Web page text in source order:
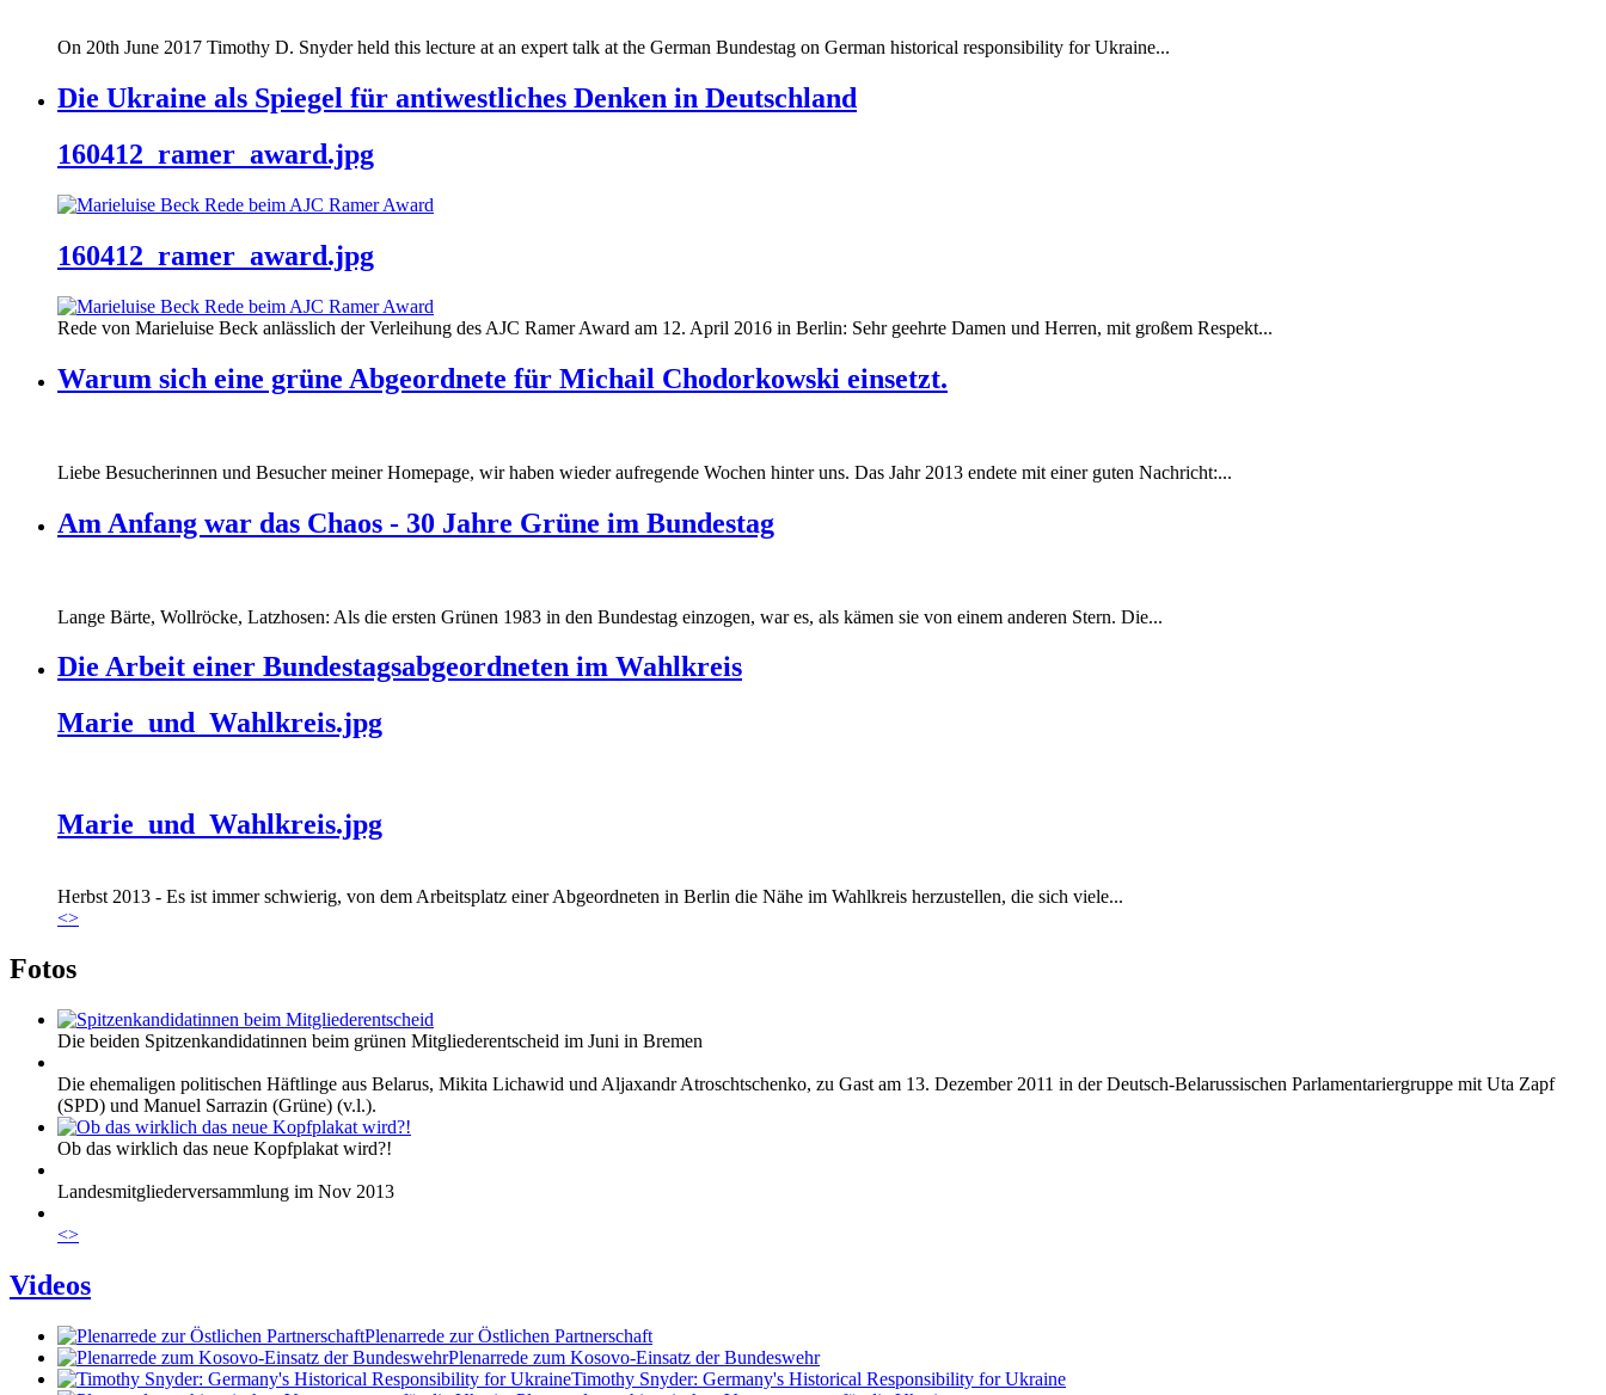
On 20th June 2017 Timothy D. Snyder held this lecture at an expert talk at the German Bundestag on German historical responsibility for Ukraine...
Die Ukraine als Spiegel für antiwestliches Denken in Deutschland
160412_ramer_award.jpg
160412_ramer_award.jpg
Rede von Marieluise Beck anlässlich der Verleihung des AJC Ramer Award am 12. April 2016 in Berlin: Sehr geehrte Damen und Herren, mit großem Respekt...
Warum sich eine grüne Abgeordnete für Michail Chodorkowski einsetzt.
Liebe Besucherinnen und Besucher meiner Homepage, wir haben wieder aufregende Wochen hinter uns. Das Jahr 2013 endete mit einer guten Nachricht:...
Am Anfang war das Chaos - 30 Jahre Grüne im Bundestag
Lange Bärte, Wollröcke, Latzhosen: Als die ersten Grünen 1983 in den Bundestag einzogen, war es, als kämen sie von einem anderen Stern. Die...
Die Arbeit einer Bundestagsabgeordneten im Wahlkreis
Marie_und_Wahlkreis.jpg
Marie_und_Wahlkreis.jpg
Herbst 2013 - Es ist immer schwierig, von dem Arbeitsplatz einer Abgeordneten in Berlin die Nähe im Wahlkreis herzustellen, die sich viele...
<>
Fotos
Die beiden Spitzenkandidatinnen beim grünen Mitgliederentscheid im Juni in Bremen
Die ehemaligen politischen Häftlinge aus Belarus, Mikita Lichawid und Aljaxandr Atroschtschenko, zu Gast am 13. Dezember 2011 in der Deutsch-Belarussischen Parlamentariergruppe mit Uta Zapf
(SPD) und Manuel Sarrazin (Grüne) (v.l.).
Ob das wirklich das neue Kopfplakat wird?!
Landesmitgliederversammlung im Nov 2013
<>
Videos
Plenarrede zur Östlichen Partnerschaft
Plenarrede zum Kosovo-Einsatz der Bundeswehr
Timothy Snyder: Germany's Historical Responsibility for Ukraine